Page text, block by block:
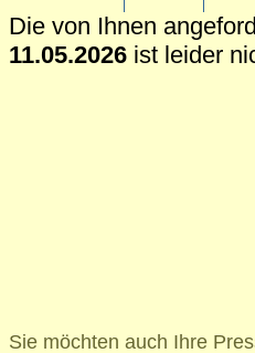
Die von Ihnen
11.05.2026 ist leider
Sie möchten auch Ihre